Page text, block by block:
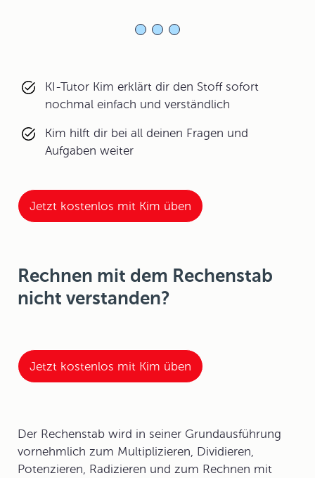
KI-Tutor Kim erklärt dir den Stoff sofort
nochmal einfach und verständlich
Kim hilft dir bei all deinen Fragen und
Aufgaben weiter
Jetzt kostenlos mit Kim üben
Rechnen mit dem Rechenstab
nicht verstanden?
Jetzt kostenlos mit Kim üben
Der Rechenstab wird in seiner Grundausführung
vornehmlich zum Multiplizieren, Dividieren,
Potenzieren, Radizieren und zum Rechnen mit